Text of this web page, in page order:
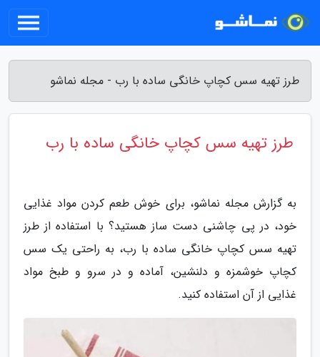
طرز تهیه سس کچاپ خانگی ساده با رب - مجله نماشو
طرز تهیه سس کچاپ خانگی ساده با رب
به گزارش مجله نماشو، برای خوش طعم کردن مواد غذایی
خود، در پی چاشنی دست ساز هستید؟ با استفاده از طرز
تهیه سس کچاپ خانگی ساده با رب، به راحتی یک سس
کچاپ خوشمزه و دلنشین، آماده و در سرو و طبخ مواد
غذایی از آن استفاده کنید.